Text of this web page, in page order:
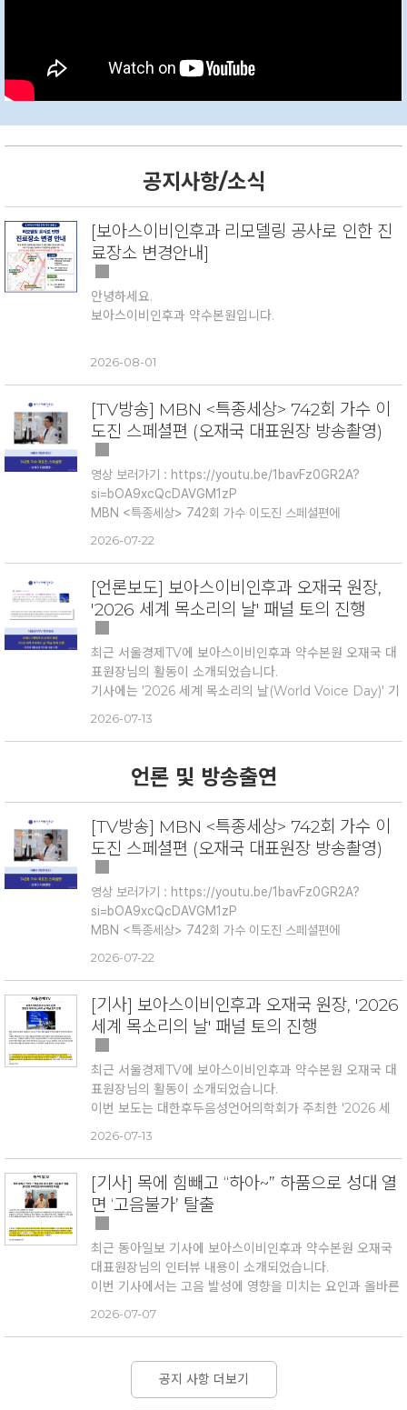
공지사항/소식
[보아스이비인후과 리모델링 공사로 인한 진
료장소 변경안내]
안녕하세요.
보아스이비인후과 약수본원입니다.
■ 공사 기간
※ 약 한달간 진행예정, 공사 진행상황에 따라 일정 변경될
수 있음
■ 방문 전 꼭 확인해 주세요!
✔ 공사기간 동안 진료는 원장님별로 제1별관~제3별관으로
나누어 진행, 내원전 확인 필요
✔ 예약자 : 문자로 안내드린 별관으로 방문
✔ 현장접수 : 병원으로 전화문의 또는 제1별관으로 방문
✔ 진료시 필요한 검사나 협진이 필요한 경우 의료진의 안
내에 따라 다른 별관으로 이동하여 진료받을 수 있음
■ 제1별관
주소 : 서울시 중구 다산로11길 13, 복장문화회관 5층 (붉은
■ 제2별관
진료 : 오재국 대표원장
출구 연결건물, 1층 하나은행)
■ 진료시간 안내
점심시간 : 오후 1:00 ~ 2:00
토요일 : 오전 9:00 ~ 오후 2:00 (점심시간 없이 운영)
■ 주차 안내
본관(서울시 중구 다산로 111 한미빌딩) 지하주차장 1시간
주차지원 가능 (별관에서 할인요청 필요)
※ 제1, 2, 3별관 주차장 없음
대표전화 : 02-2234-1530
카카오톡 채널 : 보아스이비인후과 약수본원
공사기간 동안 불편을 드리게 되어 죄송합니다.
감사합니다.
보아스이비인후과 약수본원
2026-08-01
[TV방송] MBN <특종세상> 742회 가수 이
도진 스페셜편 (오재국 대표원장 방송촬영)
영상 보러가기 : https://youtu.be/1bavFz0GR2A?
si=bOA9xcQcDAVGM1zP
MBN <특종세상> 742회 가수 이도진 스페셜편에
다. ✨#보아스이비인후과약수본원 #보아스이비인후
과 #오재국원장 #특종세상 #MBN특종세상 #이도진
이비인후과 #중구이비인후과
2026-07-22
[언론보도] 보아스이비인후과 오재국 원장,
'2026 세계 목소리의 날' 패널 토의 진행
최근 서울경제TV에 보아스이비인후과 약수본원 오재국 대
표원장님의 활동이 소개되었습니다.
기사에는 '2026 세계 목소리의 날(World Voice Day)' 기
었습니다.
기사 전문 보기 ▶ 링
크https://www.sentv.co.kr/article/view/sentv2026
04290110
2026-07-13
언론 및 방송출연
[TV방송] MBN <특종세상> 742회 가수 이
도진 스페셜편 (오재국 대표원장 방송촬영)
영상 보러가기 : https://youtu.be/1bavFz0GR2A?
si=bOA9xcQcDAVGM1zP
MBN <특종세상> 742회 가수 이도진 스페셜편에
다. ✨#보아스이비인후과약수본원 #보아스이비인후
과 #오재국원장 #특종세상 #MBN특종세상
이비인후과 #중구이비인후과
2026-07-22
[기사] 보아스이비인후과 오재국 원장, '2026
세계 목소리의 날' 패널 토의 진행
최근 서울경제TV에 보아스이비인후과 약수본원 오재국 대
표원장님의 활동이 소개되었습니다.
이번 보도는 대한후두음성언어의학회가 주최한 '2026 세
오재국 대표원장은 행사 2부 전문가 패널 토의의 진행을 맡
아 음성 질환의 진단과 치료를 넘어 음성재활과 예방까지
이끌었습니다.
이번 행사는 의학·재활·발성 분야 전문가들이 한자리에 모여
음성 건강 관리의 미래 방향성을 모색하는 뜻깊은 자리로
👉 기사 전문 보기
https://www.sentv.co.kr/article/view/sentv202604
보아스이비인후과는 앞으로도 건강한 목소리와 올바른 음
성 사용을 위한 진료·연구·교육 활동에 지속적으로 참여하겠
2026-07-13
[기사] 목에 힘빼고 “하아~” 하품으로 성대 열
면 ‘고음불가’ 탈출
최근 동아일보 기사에 보아스이비인후과 약수본원 오재국
대표원장님의 인터뷰 내용이 소개되었습니다.
이번 기사에서는 고음 발성에 영향을 미치는 요인과 올바른
을 얼마나 정확하게 교정하느냐가 중요하다”고 설명했습니
또한 “고음은 젊은 층의 전유물이 아니며, 정확한 의학적 진
2026-07-07
공지 사항 더보기